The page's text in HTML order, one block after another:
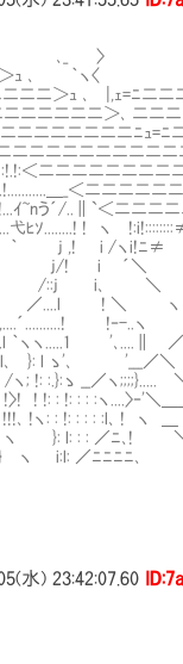
ｭ ､ ､_ 〉
ｭ ､ ｀ヽ〈
二二二＞ｭ ､ |,ｪ=ﾆ二二
二二二二二二＞､ 二二
二二二二二二二二二ﾆｭ=ﾆ
二二二二二二二二二二二
＜二二二二二二二
＿_＜二二二二
!...ｲ~nう´/..∥`＜二二二
_!...弋ﾋｿ........! ! ヽ
, 、 ｀ j ,! i /ヽi!ﾆ≠
＼_ j/! i ´＼
の街に派遣
／....l ! ＼ ヽ
!‐-..ヽ
｀ヽヽ.....1 '､....∥ ／
､ }: l ゝ'､ '___／＼
:.}:ゝ __／ヽ;;;;}.....
!: : : :ヽ....〉‐'＼＿
: !: : : : :l､ ! ヽ ＿
} ヽ }: l: : : ／ﾆ､! ＼
ヽ } ヽ i:l: ／ﾆﾆﾆﾆ､
水) 23:42:07.60